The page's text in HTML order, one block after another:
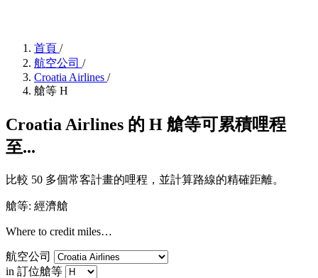
首頁 /
航空公司 /
Croatia Airlines /
艙等 H
Croatia Airlines 的 H 艙等可累積哩程
至...
比較 50 多個常客計畫的哩程，並計算路線的精確距離。
艙等: 經濟艙
Where to credit miles…
航空公司
in 訂位艙等